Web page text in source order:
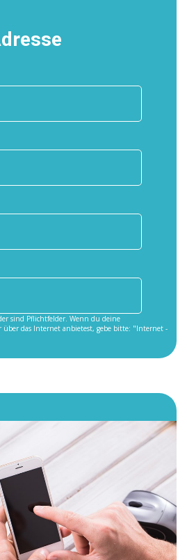
sind Pflichtfelder. Wenn du deine
über das Internet anbietest, gebe bitte: "Internet -